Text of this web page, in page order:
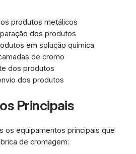
produtos metálicos
dos produtos
em solução química
de cromo
dos produtos
dos produtos
Principais
os equipamentos principais que
de cromagem: